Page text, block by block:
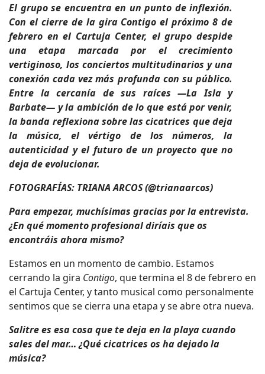
El grupo se encuentra en un punto de inflexión.
Con el cierre de la gira Contigo el próximo 8 de
febrero en el Cartuja Center, el grupo despide
una etapa marcada por el crecimiento
vertiginoso, los conciertos multitudinarios y una
conexión cada vez más profunda con su público.
Entre la cercanía de sus raíces —La Isla y
Barbate— y la ambición de lo que está por venir,
la banda reflexiona sobre las cicatrices que deja
la música, el vértigo de los números, la
autenticidad y el futuro de un proyecto que no
deja de evolucionar.
FOTOGRAFÍAS: TRIANA ARCOS (@trianaarcos)
Para empezar, muchísimas gracias por la entrevista.
¿En qué momento profesional diríais que os
encontráis ahora mismo?
Estamos en un momento de cambio. Estamos
cerrando la gira Contigo, que termina el 8 de febrero en
el Cartuja Center, y tanto musical como personalmente
sentimos que se cierra una etapa y se abre otra nueva.
Salitre es esa cosa que te deja en la playa cuando
sales del mar… ¿Qué cicatrices os ha dejado la
música?